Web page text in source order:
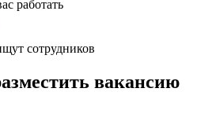
работать
сотрудников
вакансию